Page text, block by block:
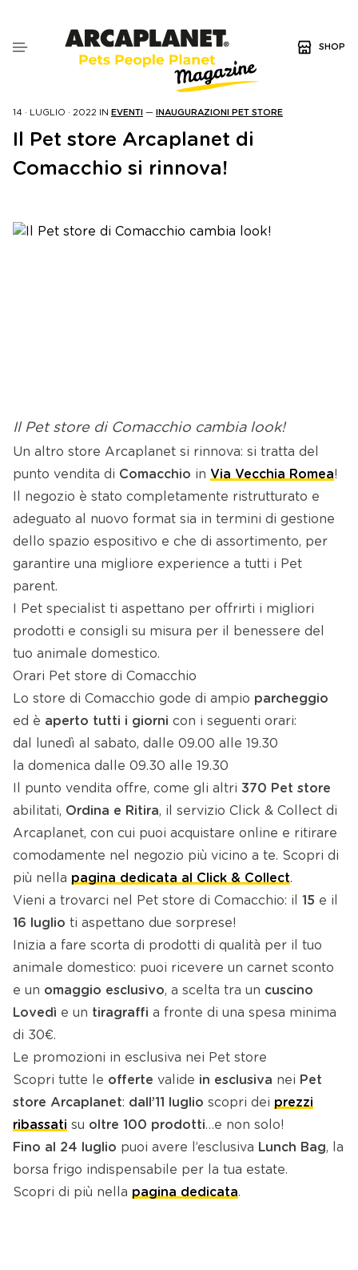
SHOP
14 · LUGLIO · 2022 IN EVENTI — INAUGURAZIONI PET STORE
Il Pet store Arcaplanet di
Comacchio si rinnova!
Il Pet store di Comacchio cambia look!
Un altro store Arcaplanet si rinnova: si tratta del
punto vendita di Comacchio in Via Vecchia Romea!
Il negozio è stato completamente ristrutturato e
adeguato al nuovo format sia in termini di gestione
dello spazio espositivo e che di assortimento, per
garantire una migliore experience a tutti i Pet
parent.
I Pet specialist ti aspettano per offrirti i migliori
prodotti e consigli su misura per il benessere del
tuo animale domestico.
Orari Pet store di Comacchio
Lo store di Comacchio gode di ampio parcheggio
ed è aperto tutti i giorni con i seguenti orari:
dal lunedì al sabato, dalle 09.00 alle 19.30
la domenica dalle 09.30 alle 19.30
Il punto vendita offre, come gli altri 370 Pet store
abilitati, Ordina e Ritira, il servizio Click & Collect di
Arcaplanet, con cui puoi acquistare online e ritirare
comodamente nel negozio più vicino a te. Scopri di
più nella pagina dedicata al Click & Collect.
Vieni a trovarci nel Pet store di Comacchio: il 15 e il
16 luglio ti aspettano due sorprese!
Inizia a fare scorta di prodotti di qualità per il tuo
animale domestico: puoi ricevere un carnet sconto
e un omaggio esclusivo, a scelta tra un cuscino
Lovedì e un tiragraffi a fronte di una spesa minima
di 30€.
Le promozioni in esclusiva nei Pet store
Scopri tutte le offerte valide in esclusiva nei Pet
store Arcaplanet: dall’11 luglio scopri dei prezzi
ribassati su oltre 100 prodotti…e non solo!
Fino al 24 luglio puoi avere l’esclusiva Lunch Bag, la
borsa frigo indispensabile per la tua estate.
Scopri di più nella pagina dedicata.